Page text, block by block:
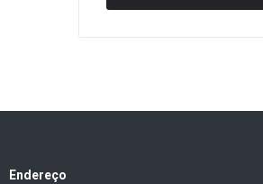
Endereço